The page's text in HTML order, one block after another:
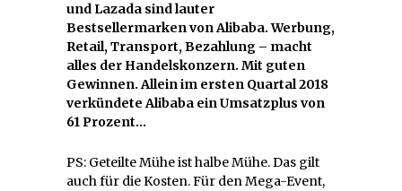
und Lazada sind lauter
Bestsellermarken von Alibaba. Werbung,
Retail, Transport, Bezahlung – macht
alles der Handelskonzern. Mit guten
Gewinnen. Allein im ersten Quartal 2018
verkündete Alibaba ein Umsatzplus von
61 Prozent…
PS: Geteilte Mühe ist halbe Mühe. Das gilt
auch für die Kosten. Für den Mega-Event,